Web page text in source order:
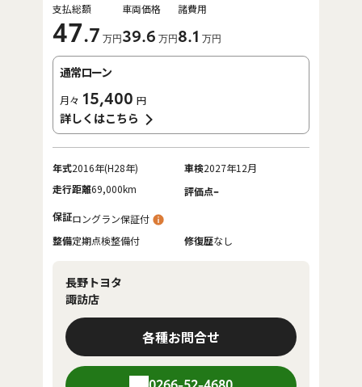
支払総額
47.7 万円
車両価格
39.6 万円
諸費用
8.1 万円
通常ローン
月々 15,400 円
詳しくはこちら
年式2016年(H28年) 車検2027年12月
走行距離69,000km 評価点-
保証ロングラン保証付
整備定期点検整備付 修復歴なし
長野トヨタ
諏訪店
各種お問合せ